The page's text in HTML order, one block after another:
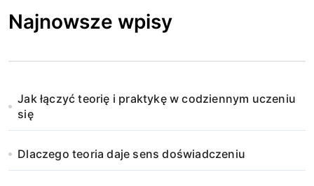
Najnowsze wpisy
Jak łączyć teorię i praktykę w codziennym uczeniu
się
Dlaczego teoria daje sens doświadczeniu